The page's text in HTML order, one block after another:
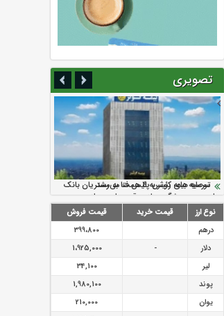
تصویری
ارزش سهام عدالت بالا رفت
سرمایه بیمه کوثر به ۴ همت می‌رسد
نود ثانیه با فولاد سنگان
تقدیر دبیرکل سندیکای بیمه گران ایران از
اقدامات مدیرعامل بیمه رازی
توصیه های رئیس پلیس فتا به مشتریان بانک
ها در مورد پیشگیری از سرقت های مجازی
نوع ارز قیمت خرید
قیمت فروش
درهم
399،800
دلار
-
1،925,000
لیر
34,100
پوند
1,980,100
یوان
210,000